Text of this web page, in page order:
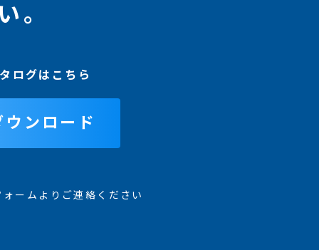
。
ログはこちら
ンロード
ォームよりご連絡ください